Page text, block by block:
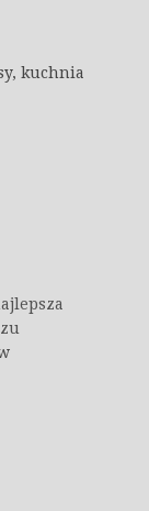
kuchnia